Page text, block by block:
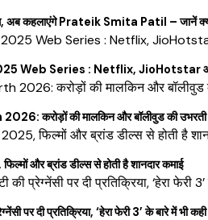
अब कहलाएंगे Prateik Smita Patil – जानें
Web Series : Netflix, JioHotstar और
करोड़ों की मालकिन और बॉलीवुड की उभरती
और ब्रांड डील्स से होती है शानदार कमाई
पर दी प्रतिक्रिया, ‘हेरा फेरी 3’ के बारे में भी